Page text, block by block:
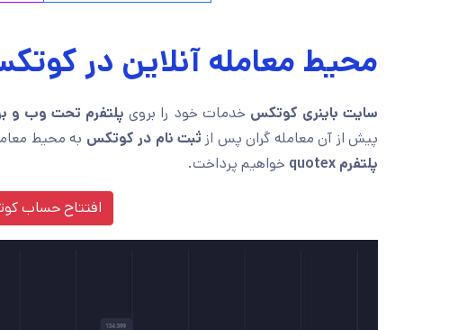
محیط معامله آنلاین در
سایت باینری کوتکس خدمات خود را بروی پلتفرم تحت وب و
پیش از آن معامله گران پس از ثبت نام در کوتکس به محیط
پلتفرم quotex
خواهیم پرداخت.
افتتاح حساب